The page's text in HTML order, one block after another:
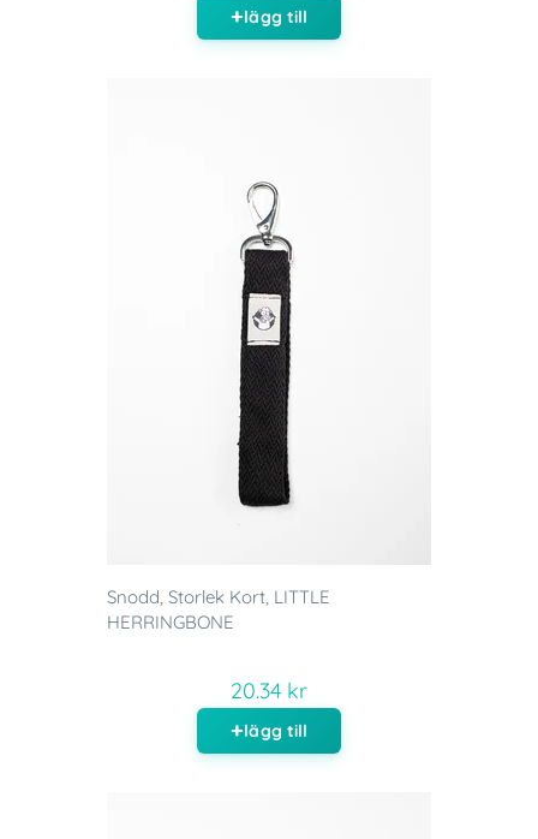
lägg till
Snodd, Storlek Kort, LITTLE
HERRINGBONE
20.34 kr
lägg till